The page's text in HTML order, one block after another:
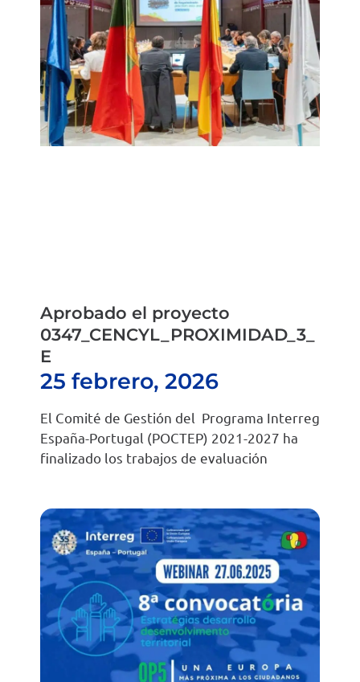
Aprobado el proyecto
0347_CENCYL_PROXIMIDAD_3_
E
25 febrero, 2026
El Comité de Gestión del Programa Interreg
España-Portugal (POCTEP) 2021-2027 ha
finalizado los trabajos de evaluación